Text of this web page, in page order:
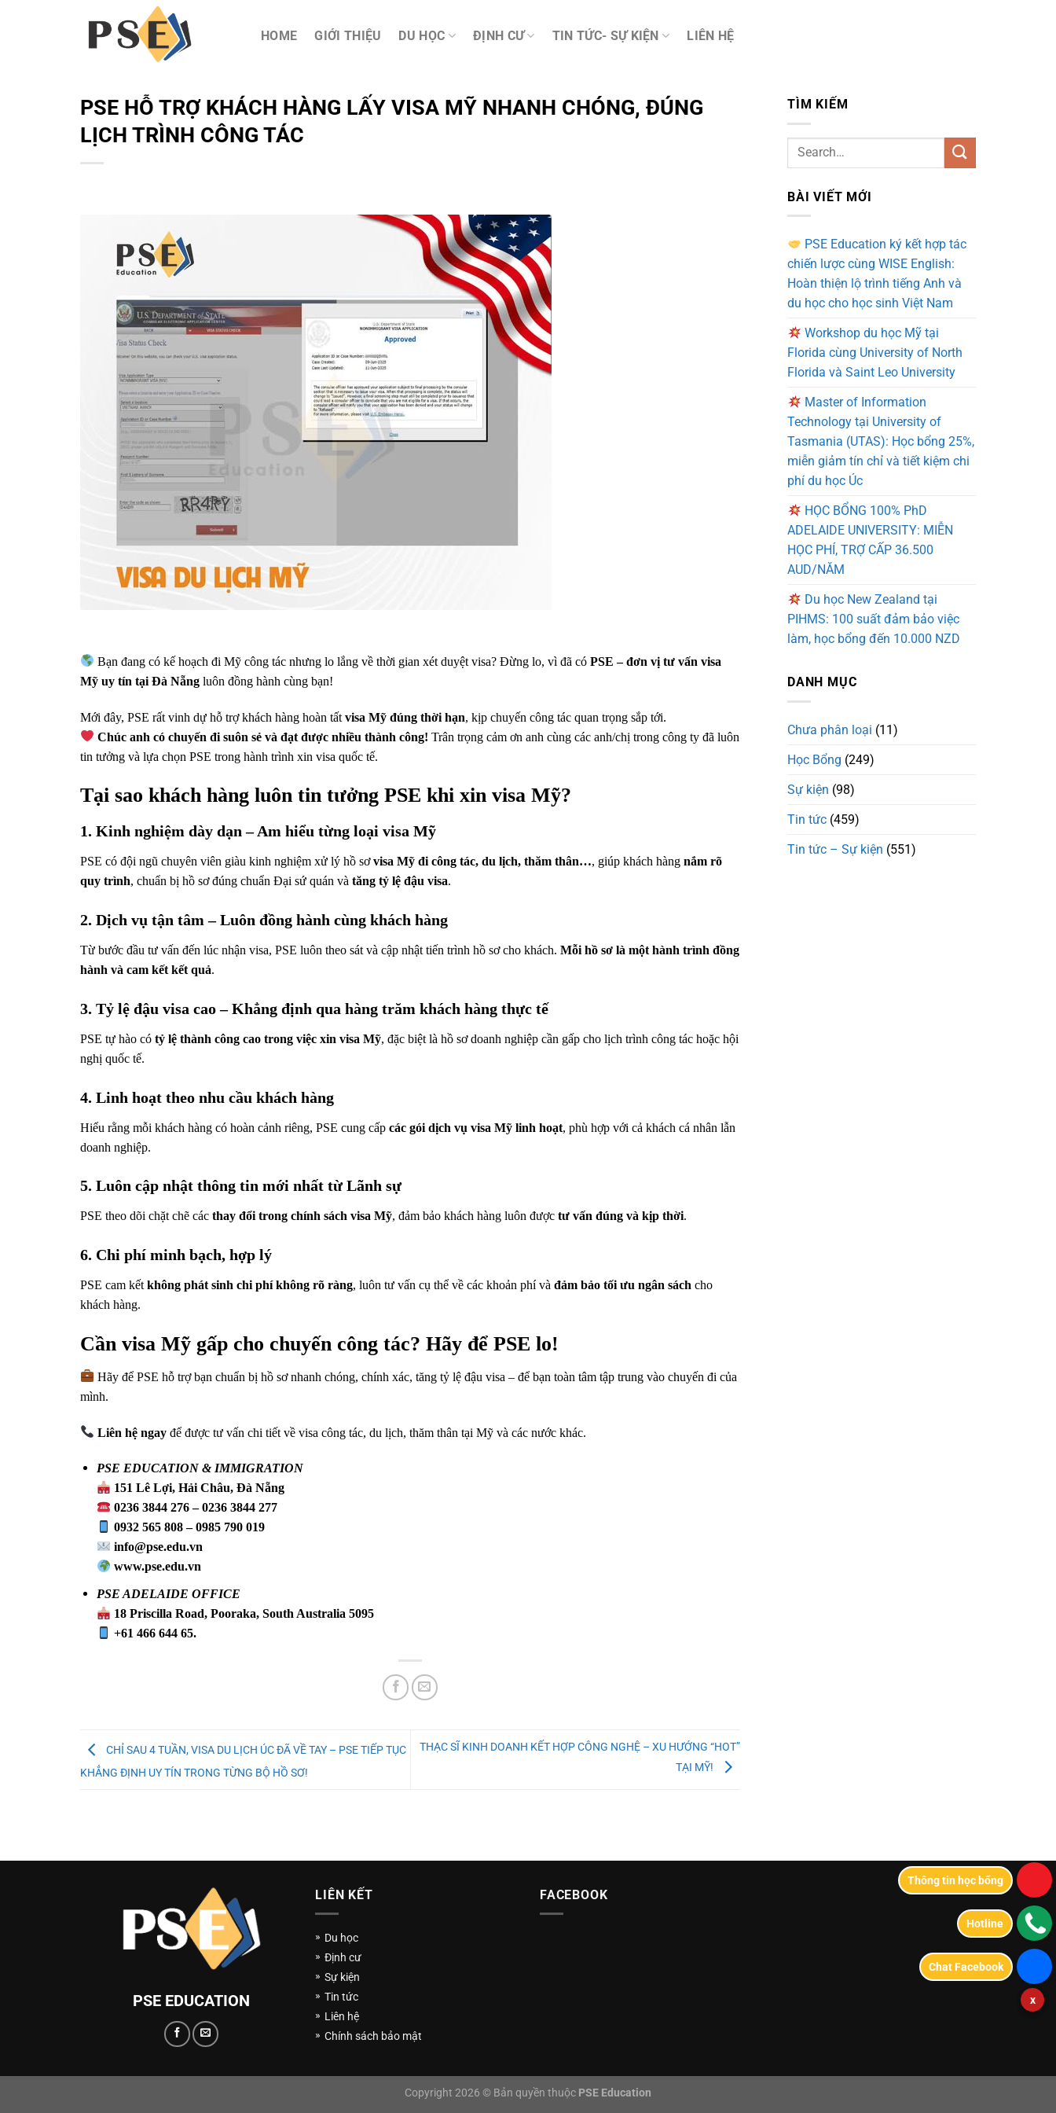
HOME GIỚI THIỆU DU HỌC ĐỊNH CƯ TIN TỨC- SỰ KIỆN LIÊN HỆ
PSE HỖ TRỢ KHÁCH HÀNG LẤY VISA MỸ NHANH CHÓNG, ĐÚNG
LỊCH TRÌNH CÔNG TÁC
Bạn đang có kế hoạch đi Mỹ công tác nhưng lo lắng về thời gian xét duyệt visa? Đừng lo, vì đã cóPSE – đơn vị tư vấn visa
Mỹ uy tín tại Đà Nẵng luôn đồng hành cùng bạn!
Mới đây, PSE rất vinh dự hỗ trợ khách hàng hoàn tất visa Mỹ đúng thời hạn, kịp chuyến công tác quan trọng sắp tới.
Chúc anh có chuyến đi suôn sẻ và đạt được nhiều thành công! Trân trọng cảm ơn anh cùng các anh/chị trong công ty đã luôn
tin tưởng và lựa chọn PSE trong hành trình xin visa quốc tế.
Tại sao khách hàng luôn tin tưởng PSE khi xin visa Mỹ?
1. Kinh nghiệm dày dạn – Am hiểu từng loại visa Mỹ
PSE có đội ngũ chuyên viên giàu kinh nghiệm xử lý hồ sơvisa Mỹ đi công tác, du lịch, thăm thân…, giúp khách hàng nắm rõ
quy trình, chuẩn bị hồ sơ đúng chuẩn Đại sứ quán và tăng tỷ lệ đậu visa.
2. Dịch vụ tận tâm – Luôn đồng hành cùng khách hàng
Từ bước đầu tư vấn đến lúc nhận visa, PSE luôn theo sát và cập nhật tiến trình hồ sơ cho khách. Mỗi hồ sơ là một hành trình đồng
hành và cam kết kết quả.
3. Tỷ lệ đậu visa cao – Khẳng định qua hàng trăm khách hàng thực tế
PSE tự hào có tỷ lệ thành công cao trong việc xin visa Mỹ, đặc biệt là hồ sơ doanh nghiệp cần gấp cho lịch trình công tác hoặc hội
nghị quốc tế.
4. Linh hoạt theo nhu cầu khách hàng
Hiểu rằng mỗi khách hàng có hoàn cảnh riêng, PSE cung cấp các gói dịch vụ visa Mỹ linh hoạt, phù hợp với cả khách cá nhân lẫn
doanh nghiệp.
5. Luôn cập nhật thông tin mới nhất từ Lãnh sự
PSE theo dõi chặt chẽ các thay đổi trong chính sách visa Mỹ, đảm bảo khách hàng luôn được tư vấn đúng và kịp thời.
6. Chi phí minh bạch, hợp lý
PSE cam kết không phát sinh chi phí không rõ ràng, luôn tư vấn cụ thể về các khoản phí và đảm bảo tối ưu ngân sách cho
khách hàng.
Cần visa Mỹ gấp cho chuyến công tác? Hãy để PSE lo!
Hãy để PSE hỗ trợ bạn chuẩn bị hồ sơ nhanh chóng, chính xác, tăng tỷ lệ đậu visa – để bạn toàn tâm tập trung vào chuyến đi của
mình.
Liên hệ ngay để được tư vấn chi tiết về visa công tác, du lịch, thăm thân tại Mỹ và các nước khác.
PSE EDUCATION & IMMIGRATION
151 Lê Lợi, Hải Châu, Đà Nẵng
0236 3844 276 – 0236 3844 277
0932 565 808 – 0985 790 019
info@pse.edu.vn
www.pse.edu.vn
PSE ADELAIDE OFFICE
18 Priscilla Road, Pooraka, South Australia 5095
+61 466 644 65.
CHỈ SAU 4 TUẦN, VISA DU LỊCH ÚC ĐÃ VỀ TAY – PSE TIẾP TỤC
KHẲNG ĐỊNH UY TÍN TRONG TỪNG BỘ HỒ SƠ!
THẠC SĨ KINH DOANH KẾT HỢP CÔNG NGHỆ – XU HƯỚNG “HOT”
TẠI MỸ!
TÌM KIẾM
BÀI VIẾT MỚI
PSE Education ký kết hợp tác
chiến lược cùng WISE English:
Hoàn thiện lộ trình tiếng Anh và
du học cho học sinh Việt Nam
Workshop du học Mỹ tại
Florida cùng University of North
Florida và Saint Leo University
Master of Information
Technology tại University of
Tasmania (UTAS): Học bổng 25%,
miễn giảm tín chỉ và tiết kiệm chi
phí du học Úc
HỌC BỔNG 100% PhD
ADELAIDE UNIVERSITY: MIỄN
HỌC PHÍ, TRỢ CẤP 36.500
AUD/NĂM
Du học New Zealand tại
PIHMS: 100 suất đảm bảo việc
làm, học bổng đến 10.000 NZD
DANH MỤC
Chưa phân loại (11)
Học Bổng (249)
Sự kiện (98)
Tin tức (459)
Tin tức – Sự kiện (551)
PSE EDUCATION
LIÊN KẾT
Du học
Định cư
Sự kiện
Tin tức
Liên hệ
Chính sách bảo mật
FACEBOOK
Copyright 2026 © Bản quyền thuộc PSE Education
x
Thông tin học bổng
Hotline
Chat Facebook